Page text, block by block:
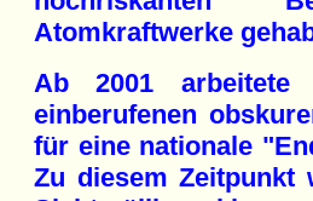
Atomkraftwerke
Ab 2001
einberufenen
für eine nationale
Zu diesem Zeitpunkt